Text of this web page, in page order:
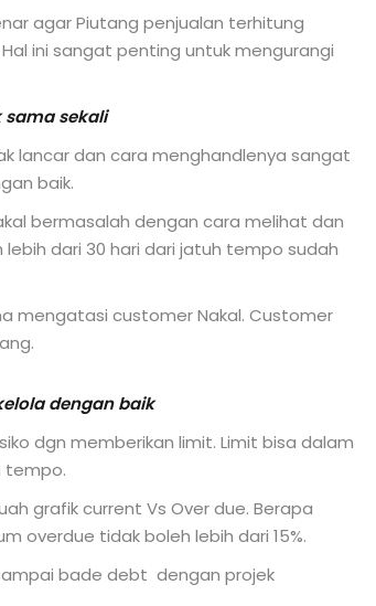
agar Piutang penjualan terhitung
ini sangat penting untuk mengurangi
sekali
lancar dan cara menghandlenya sangat
baik.
bermasalah dengan cara melihat dan
dari 30 hari dari jatuh tempo sudah
mengatasi customer Nakal. Customer
dengan baik
dgn memberikan limit. Limit bisa dalam
tempo.
grafik current Vs Over due. Berapa
overdue tidak boleh lebih dari 15%.
bade debt dengan projek